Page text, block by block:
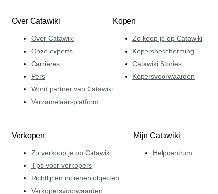
Over Catawiki
Over Catawiki
Onze experts
Carrières
Pers
Word partner van Catawiki
Verzamelaarsplatform
Kopen
Zo koop je op Catawiki
Kopersbescherming
Catawiki Stories
Kopersvoorwaarden
Verkopen
Zo verkoop je op Catawiki
Tips voor verkopers
Richtlijnen indienen objecten
Verkopersvoorwaarden
Mijn Catawiki
Helpcentrum